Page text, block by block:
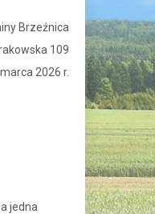
Brzeźnica
109
2026 r.
jedna